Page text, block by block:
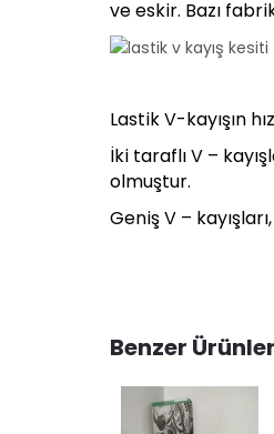
ve eskir. Bazı
Lastik V-kayışın
İki taraflı V –
olmuştur.
Geniş V –
Benzer Ürünler